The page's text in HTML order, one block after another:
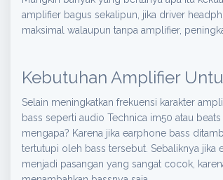
amplifier bagus sekalipun, jika driver
maksimal walaupun tanpa amplifier,
Kebutuhan Amplifier
Selain meningkatkan frekuensi karakter
bass seperti audio Technica im50 atau
mengapa? Karena jika earphone bass
tertutupi oleh bass tersebut. Sebaliknya jika
menjadi pasangan yang sangat cocok,